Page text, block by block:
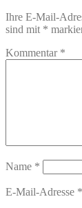
Ihre E-Mail-
sind mit *
Kommentar *
Name *
E-Mail-Adresse *